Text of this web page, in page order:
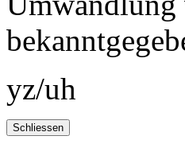
yz/uh
Schliessen